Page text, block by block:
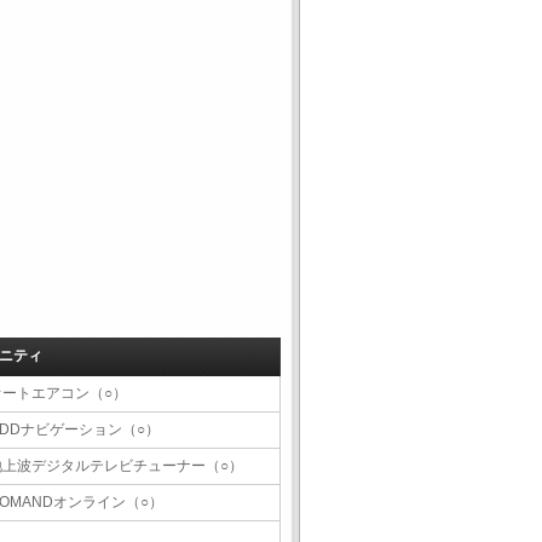
ティ
トエアコン（○）
ナビゲーション（○）
波デジタルテレビチューナー（○）
オンライン（○）